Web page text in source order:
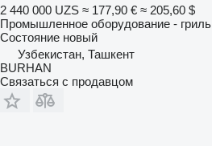
2 440 000 UZS ≈ 177,90 € ≈ 205,60 $
Промышленное оборудование - гриль
Состояние новый
Узбекистан, Ташкент
BURHAN
Связаться с продавцом